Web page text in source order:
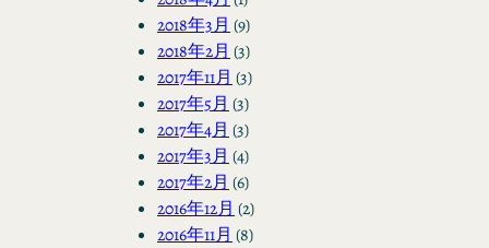
2018年3月 (9)
2018年2月 (3)
2017年11月 (3)
2017年5月 (3)
2017年4月 (3)
2017年3月 (4)
2017年2月 (6)
2016年12月 (2)
2016年11月 (8)